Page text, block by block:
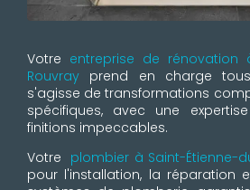
Votre entreprise de rénovation
Rouvray prend en charge
s'agisse de transformations
spécifiques, avec une
finitions impeccables.
Votre plombier à Saint-Étienne-
pour l'installation, la réparation